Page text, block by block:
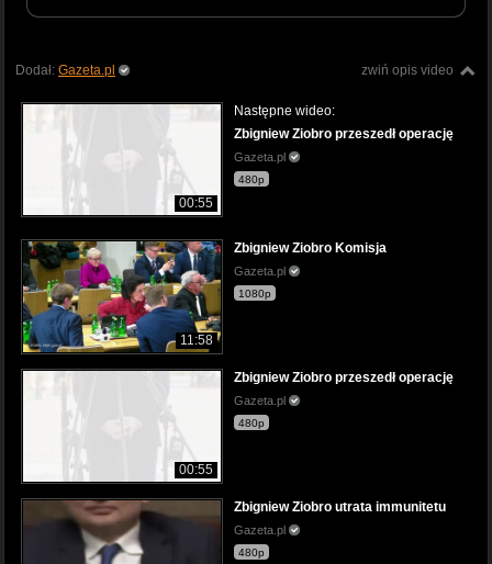
zwiń opis video
Dodał: Gazeta.pl
00:55
Następne wideo:
Zbigniew Ziobro przeszedł operację
Gazeta.pl
480p
11:58
Zbigniew Ziobro Komisja
Gazeta.pl
1080p
00:55
Zbigniew Ziobro przeszedł operację
Gazeta.pl
480p
Zbigniew Ziobro utrata immunitetu
Gazeta.pl
480p